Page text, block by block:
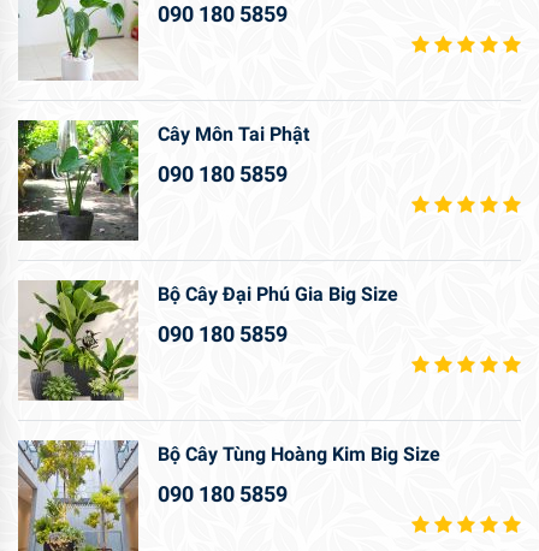
090 180 5859
Cây Môn Tai Phật
090 180 5859
Bộ Cây Đại Phú Gia Big Size
090 180 5859
Bộ Cây Tùng Hoàng Kim Big Size
090 180 5859